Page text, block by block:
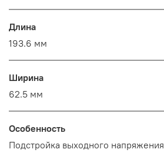
Длина
193.6 мм
Ширина
62.5 мм
Особенность
Подстройка выходного напряжения